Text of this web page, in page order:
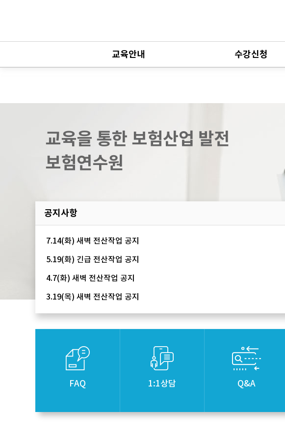
교육안내
간단보험보수교육안내
교육FAQ
수강신청
간단보험등록교육
간단보험경력자교육
교육을 통한 보험산업 발전
보험연수원
공지사항
7.14(화) 새벽 전산작업 공지
5.19(화) 긴급 전산작업 공지
4.7(화) 새벽 전산작업 공지
3.19(목) 새벽 전산작업 공지
FAQ 1:1상담 Q&A